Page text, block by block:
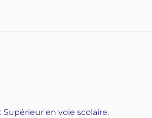
en voie scolaire.